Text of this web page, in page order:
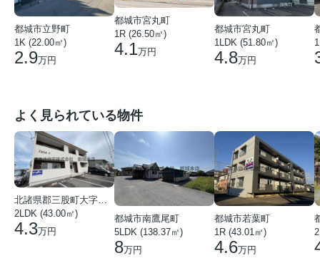
都城市立野町
1K (22.00㎡)
2.9万円
都城市宮丸町
1R (26.50㎡)
4.1万円
都城市宮丸町
1LDK (51.80㎡)
4.8万円
よく見られている物件
北諸県郡三股町大字蓼池
2LDK (43.00㎡)
4.3万円
都城市南鷹尾町
5LDK (138.37㎡)
8万円
都城市若葉町
1R (43.01㎡)
4.6万円